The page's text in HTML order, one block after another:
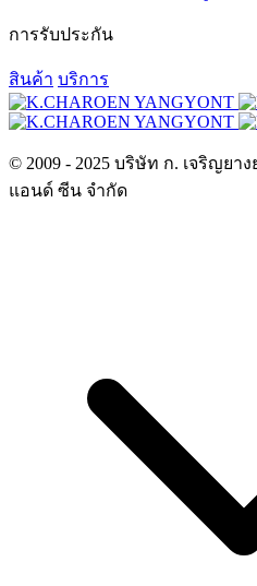
การรับประกัน
สินค้า บริการ
© 2009 - 2025 บริษัท ก. เจริญย
แอนด์ ซีน จำกัด